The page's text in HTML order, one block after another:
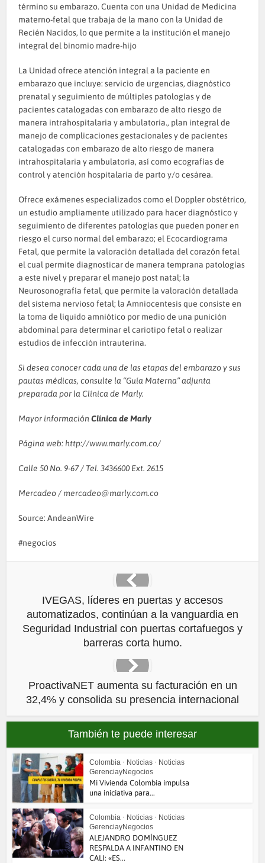
término su embarazo. Cuenta con una Unidad de Medicina
materno-fetal que trabaja de la mano con la Unidad de
Recién Nacidos, lo que permite a la institución el manejo
integral del binomio madre-hijo
La Unidad ofrece atención integral a la paciente en
embarazo que incluye: servicio de urgencias, diagnóstico
prenatal y seguimiento de múltiples patologías y de
pacientes catalogadas con embarazo de alto riesgo de
manera intrahospitalaria y ambulatoria., plan integral de
manejo de complicaciones gestacionales y de pacientes
catalogadas con embarazo de alto riesgo de manera
intrahospitalaria y ambulatoria, así como ecografías de
control y atención hospitalaria de parto y/o cesárea.
Ofrece exámenes especializados como el Doppler obstétrico,
un estudio ampliamente utilizado para hacer diagnóstico y
seguimiento de diferentes patologías que pueden poner en
riesgo el curso normal del embarazo; el Ecocardiograma
Fetal, que permite la valoración detallada del corazón fetal
el cual permite diagnosticar de manera temprana patologías
a este nivel y preparar el manejo post natal; la
Neurosonografía fetal, que permite la valoración detallada
del sistema nervioso fetal; la Amniocentesis que consiste en
la toma de líquido amniótico por medio de una punición
abdominal para determinar el cariotipo fetal o realizar
estudios de infección intrauterina.
Si desea conocer cada una de las etapas del embarazo y sus
pautas médicas, consulte la “Guía Materna” adjunta
preparada por la Clínica de Marly.
Mayor informaciónClínica de Marly
Página web: http://www.marly.com.co/
Calle 50 No. 9-67 / Tel. 3436600 Ext. 2615
Mercadeo / mercadeo@marly.com.co
Source: AndeanWire
negocios
IVEGAS, líderes en puertas y accesos
automatizados, continúan a la vanguardia en
Seguridad Industrial con puertas cortafuegos y
barreras corta humo.
ProactivaNET aumenta su facturación en un
32,4% y consolida su presencia internacional
También te puede interesar
Colombia • Noticias • Noticias
GerenciayNegocios
Mi Vivienda Colombia impulsa
una iniciativa para...
Colombia • Noticias • Noticias
GerenciayNegocios
ALEJANDRO DOMÍNGUEZ
RESPALDA A INFANTINO EN
CALI: «ES...